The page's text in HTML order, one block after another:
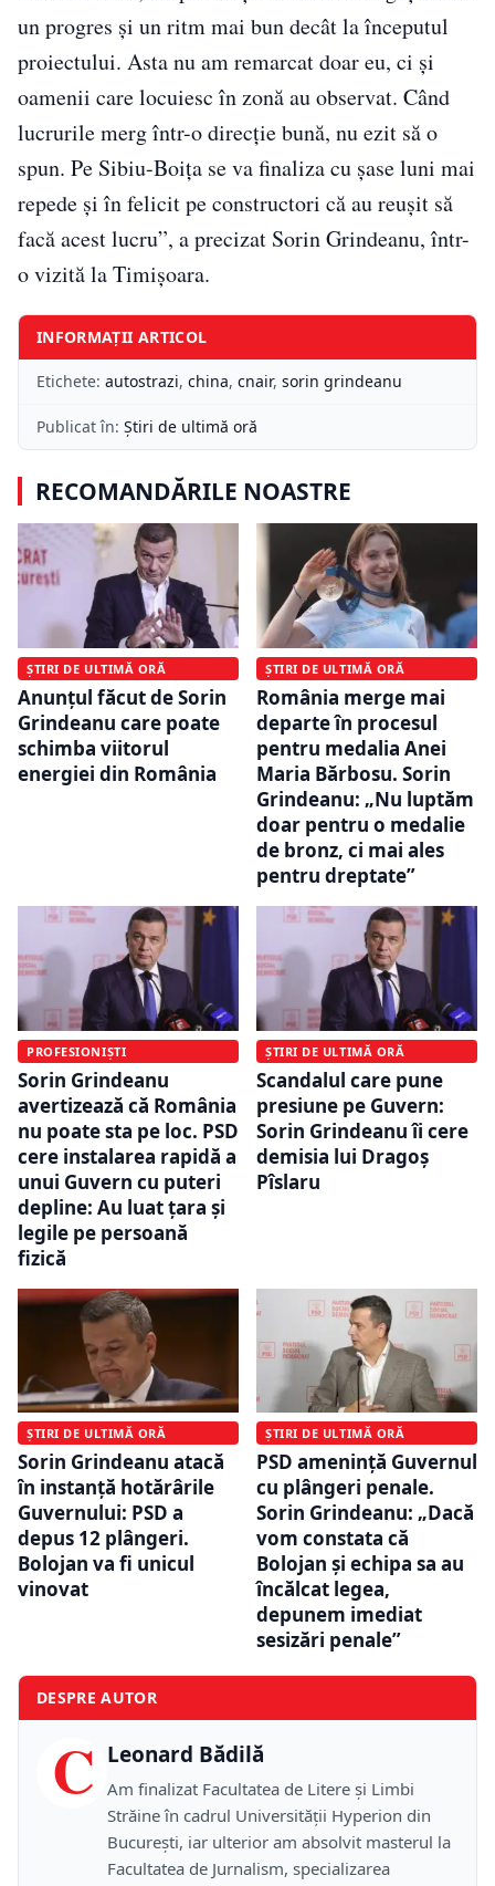
un progres şi un ritm mai bun decât la începutul
proiectului. Asta nu am remarcat doar eu, ci şi
oamenii care locuiesc în zonă au observat. Când
lucrurile merg într-o direcţie bună, nu ezit să o
spun. Pe Sibiu-Boiţa se va finaliza cu şase luni mai
repede şi în felicit pe constructori că au reuşit să
facă acest lucru”, a precizat Sorin Grindeanu, într-
o vizită la Timişoara.
INFORMAȚII ARTICOL
Etichete: autostrazi, china, cnair, sorin grindeanu
Publicat în: Știri de ultimă oră
RECOMANDĂRILE NOASTRE
ȘTIRI DE ULTIMĂ ORĂ
Anunțul făcut de Sorin
Grindeanu care poate
schimba viitorul
energiei din România
ȘTIRI DE ULTIMĂ ORĂ
România merge mai
departe în procesul
pentru medalia Anei
Maria Bărbosu. Sorin
Grindeanu: „Nu luptăm
doar pentru o medalie
de bronz, ci mai ales
pentru dreptate”
PROFESIONIȘTI
Sorin Grindeanu
avertizează că România
nu poate sta pe loc. PSD
cere instalarea rapidă a
unui Guvern cu puteri
depline: Au luat ţara şi
legile pe persoană
fizică
ȘTIRI DE ULTIMĂ ORĂ
Scandalul care pune
presiune pe Guvern:
Sorin Grindeanu îi cere
demisia lui Dragoș
Pîslaru
ȘTIRI DE ULTIMĂ ORĂ
Sorin Grindeanu atacă
în instanță hotărârile
Guvernului: PSD a
depus 12 plângeri.
Bolojan va fi unicul
vinovat
ȘTIRI DE ULTIMĂ ORĂ
PSD amenință Guvernul
cu plângeri penale.
Sorin Grindeanu: „Dacă
vom constata că
Bolojan și echipa sa au
încălcat legea,
depunem imediat
sesizări penale”
DESPRE AUTOR
C Leonard Bădilă
Am finalizat Facultatea de Litere și Limbi
Străine în cadrul Universității Hyperion din
București, iar ulterior am absolvit masterul la
Facultatea de Jurnalism, specializarea